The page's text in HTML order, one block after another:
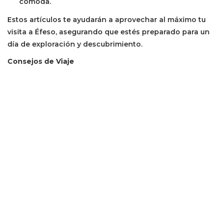
Estos artículos te ayudarán a aprovechar al máximo tu
visita a Éfeso, asegurando que estés preparado para un
día de exploración y descubrimiento.
Consejos de Viaje